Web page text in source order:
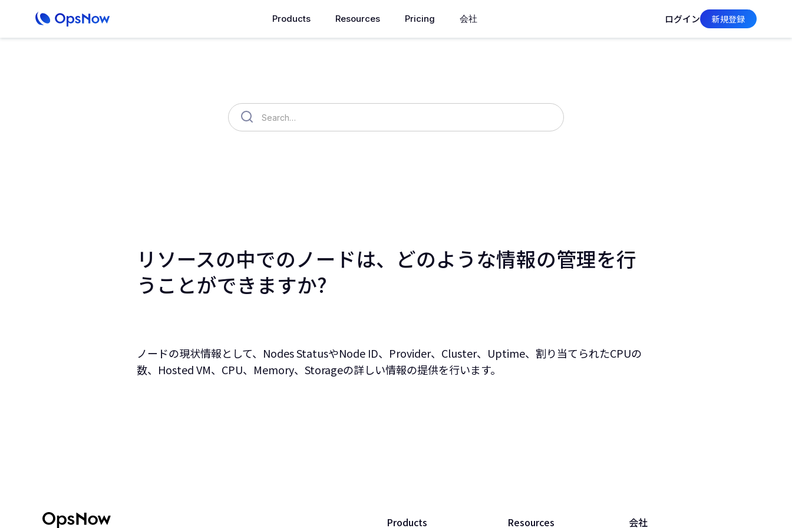
Products Resources Pricing 会社 ログイン 新規登録
リソースの中でのノードは、どのような情報の管理を行
うことができますか?
ノードの現状情報として、Nodes StatusやNode ID、Provider、Cluster、Uptime、割り当てられたCPUの
数、Hosted VM、CPU、Memory、Storageの詳しい情報の提供を行います。
Products Resources 会社